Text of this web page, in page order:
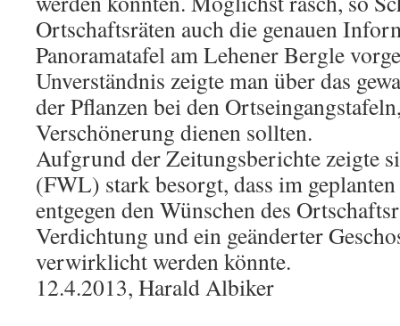
Ortschaftsräten auch die genauen
Panoramatafel am Lehener Bergle
Unverständnis zeigte man über das
der Pflanzen bei den
Verschönerung dienen sollten.
Aufgrund der Zeitungsberichte zeigte
(FWL) stark besorgt, dass im geplanten
entgegen den Wünschen des
Verdichtung und ein geänderter
verwirklicht werden könnte.
12.4.2013, Harald Albiker